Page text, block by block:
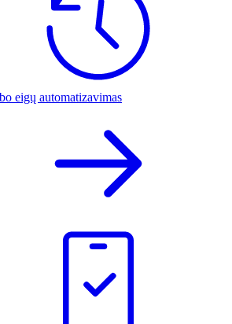
eigų automatizavimas